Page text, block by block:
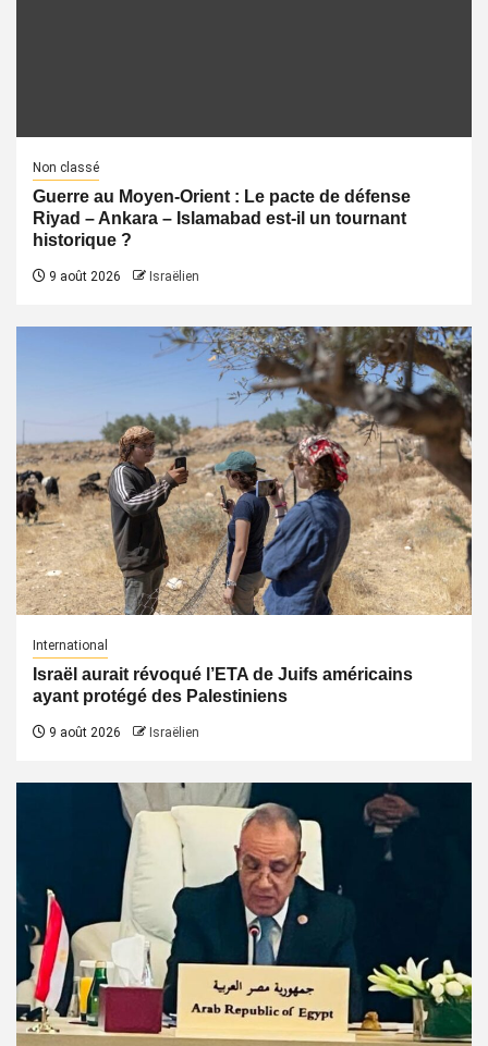
Non classé
Guerre au Moyen-Orient : Le pacte de défense
Riyad – Ankara – Islamabad est-il un tournant
historique ?
9 août 2026 Israëlien
International
Israël aurait révoqué l’ETA de Juifs américains
ayant protégé des Palestiniens
9 août 2026 Israëlien